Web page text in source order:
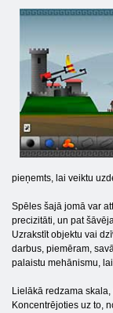
pieņemts, lai veiktu
Spēles šajā jomā var
precizitāti, un pat
Uzrakstīt objektu vai
darbus, piemēram,
palaistu mehānismu,
Lielākā redzama
Koncentrējoties uz to,